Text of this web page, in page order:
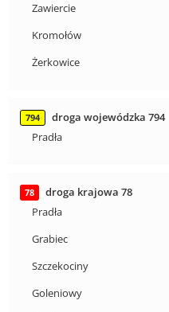
Zawiercie
Kromołów
Żerkowice
794
droga wojewódzka 794
Pradła
78
droga krajowa 78
Pradła
Grabiec
Szczekociny
Goleniowy